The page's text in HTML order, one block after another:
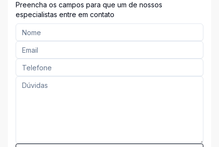
Preencha os campos para que um de nossos
especialistas entre em contato